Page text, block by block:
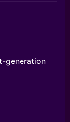
generation